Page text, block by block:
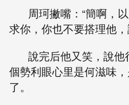
周珂撇嘴：“簡啊，
求你，你也不要搭理他
說完后他又笑，說
個勢利眼心里是何滋味
了。